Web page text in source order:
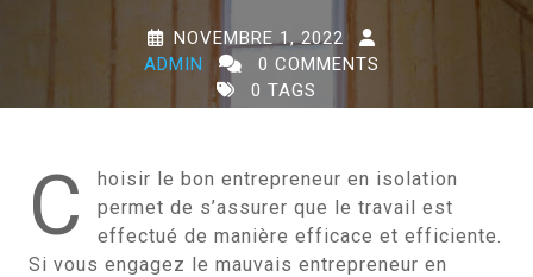
NOVEMBRE 1, 2022
ADMIN
0 COMMENTS
0 TAGS
C
hoisir le bon entrepreneur en isolation
permet de s’assurer que le travail est
effectué de manière efficace et efficiente.
Si vous engagez le mauvais entrepreneur en